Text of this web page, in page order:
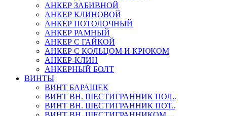
АНКЕР ЗАБИВНОЙ
АНКЕР КЛИНОВОЙ
АНКЕР ПОТОЛОЧНЫЙ
АНКЕР РАМНЫЙ
АНКЕР С ГАЙКОЙ
АНКЕР С КОЛЬЦОМ И КРЮКОМ
АНКЕР-КЛИН
АНКЕРНЫЙ БОЛТ
ВИНТЫ
ВИНТ БАРАШЕК
ВИНТ ВН. ШЕСТИГРАННИК ПОЛ..
ВИНТ ВН. ШЕСТИГРАННИК ПОТ..